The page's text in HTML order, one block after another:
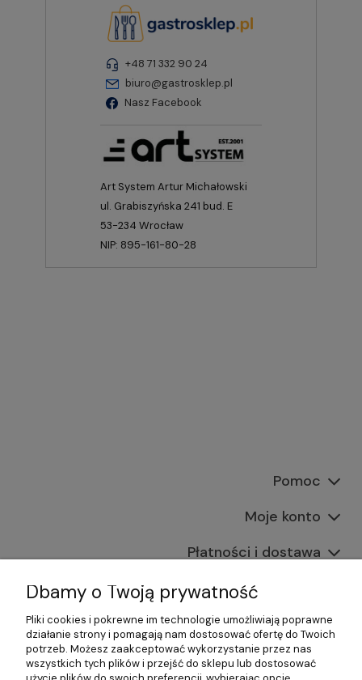
+48 71 332 90 24
biuro@gastrosklep.pl
Nasz Facebook
Art System Artur Michałowski
ul. Grabiszyńska 241 bud. E
53-234 Wrocław
NIP: 895-161-80-28
Pomoc
Moje konto
Płatności i dostawa
Informacje
O nas
Dbamy o Twoją prywatność
Pliki cookies i pokrewne im technologie umożliwiają poprawne
działanie strony i pomagają nam dostosować ofertę do Twoich
potrzeb. Możesz zaakceptować wykorzystanie przez nas
wszystkich tych plików i przejść do sklepu lub dostosować